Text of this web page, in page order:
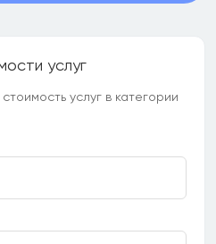
услуг
услуг в категории